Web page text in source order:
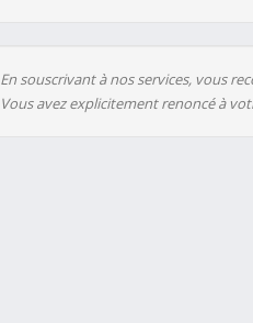
En souscrivant à nos services, vous
Vous avez explicitement renoncé à